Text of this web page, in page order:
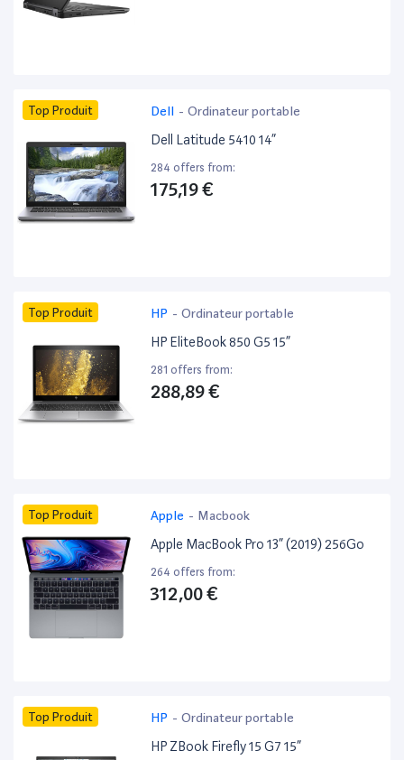
Top Produit Dell - Ordinateur portable
Dell Latitude 5410 14”
284 offers from:
175,19 €
Top Produit HP - Ordinateur portable
HP EliteBook 850 G5 15”
281 offers from:
288,89 €
Top Produit Apple - Macbook
Apple MacBook Pro 13” (2019) 256Go
264 offers from:
312,00 €
Top Produit HP - Ordinateur portable
HP ZBook Firefly 15 G7 15”